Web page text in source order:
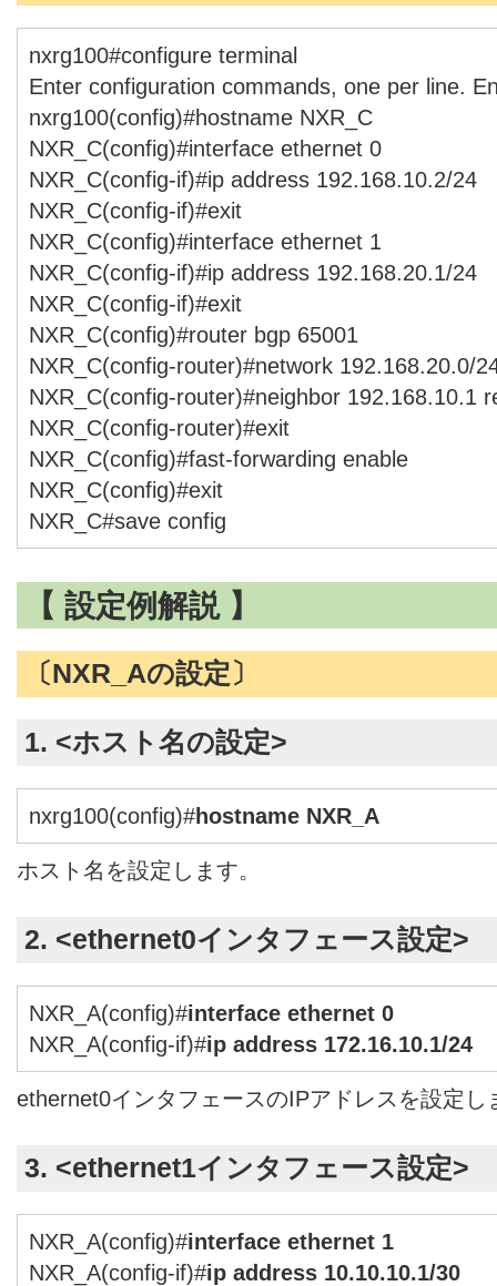
nxrg100#configure terminal
Enter configuration commands, one per line.
nxrg100(config)#hostname NXR_C
NXR_C(config)#interface ethernet 0
NXR_C(config-if)#ip address 192.168.10.2/24
NXR_C(config-if)#exit
NXR_C(config)#interface ethernet 1
NXR_C(config-if)#ip address 192.168.20.1/24
NXR_C(config-if)#exit
NXR_C(config)#router bgp 65001
NXR_C(config-router)#network 192.168.20.0/
NXR_C(config-router)#neighbor 192.168.10.1
NXR_C(config-router)#exit
NXR_C(config)#fast-forwarding enable
NXR_C(config)#exit
NXR_C#save config
【 設定例解説 】
〔NXR_Aの設定〕
1. <ホスト名の設定>
nxrg100(config)#hostname NXR_A
ホスト名を設定します。
2. <ethernet0インタフェース設定>
NXR_A(config)#interface ethernet 0
NXR_A(config-if)#ip address 172.16.10.1/24
ethernet0インタフェースのIPアドレスを設定し
3. <ethernet1インタフェース設定>
NXR_A(config)#interface ethernet 1
NXR_A(config-if)#ip address 10.10.10.1/30